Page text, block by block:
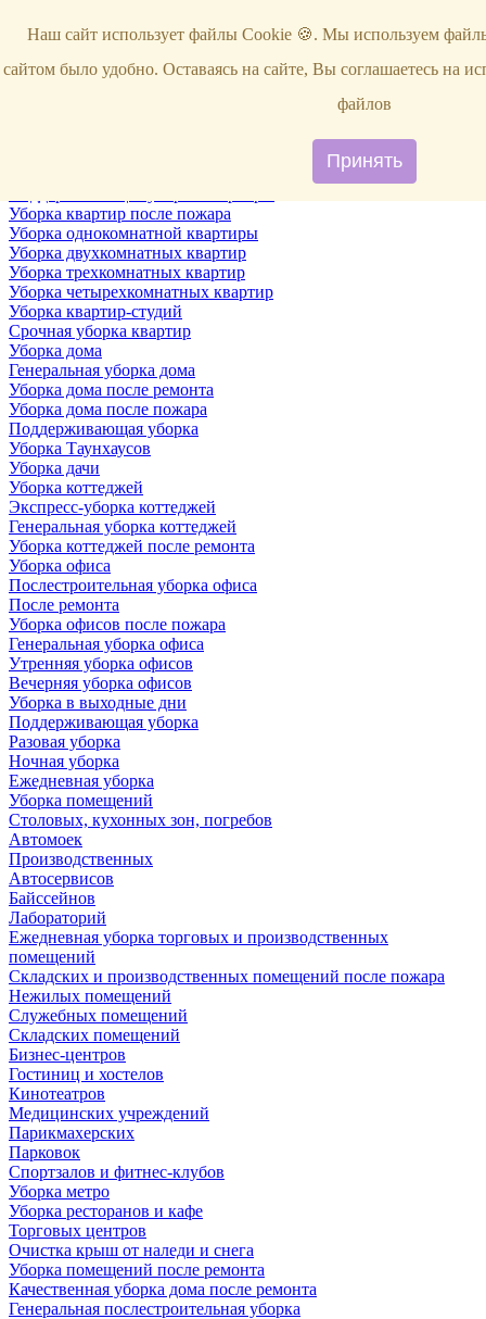
Уборка
Уборка снега
Уборка квартир после пожара
Уборка однокомнатной квартиры
Уборка двухкомнатных квартир
Уборка трехкомнатных квартир
Уборка четырехкомнатных квартир
Уборка квартир-студий
Срочная уборка квартир
Уборка дома
Генеральная уборка дома
Уборка дома после ремонта
Уборка дома после пожара
Поддерживающая уборка
Уборка Таунхаусов
Уборка дачи
Уборка коттеджей
Экспресс-уборка коттеджей
Генеральная уборка коттеджей
Уборка коттеджей после ремонта
Уборка офиса
Послестроительная уборка офиса
После ремонта
Уборка офисов после пожара
Генеральная уборка офиса
Утренняя уборка офисов
Вечерняя уборка офисов
Уборка в выходные дни
Поддерживающая уборка
Разовая уборка
Ночная уборка
Ежедневная уборка
Уборка помещений
Столовых, кухонных зон, погребов
Автомоек
Производственных
Автосервисов
Байссейнов
Лабораторий
Ежедневная уборка торговых и производственных
помещений
Складских и производственных помещений после пожара
Нежилых помещений
Служебных помещений
Складских помещений
Бизнес-центров
Гостиниц и хостелов
Кинотеатров
Медицинских учреждений
Парикмахерских
Парковок
Спортзалов и фитнес-клубов
Уборка метро
Уборка ресторанов и кафе
Торговых центров
Очистка крыш от наледи и снега
Уборка помещений после ремонта
Качественная уборка дома после ремонта
Генеральная послестроительная уборка
Наш сайт использует файлы Cookie 🍪. Мы используем
сайтом было удобно. Оставаясь на сайте, Вы соглашаетесь на
файлов
Принять